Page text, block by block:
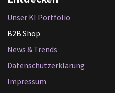
Unser KI Portfolio
B2B Shop
News & Trends
Datenschutzerklärung
Impressum